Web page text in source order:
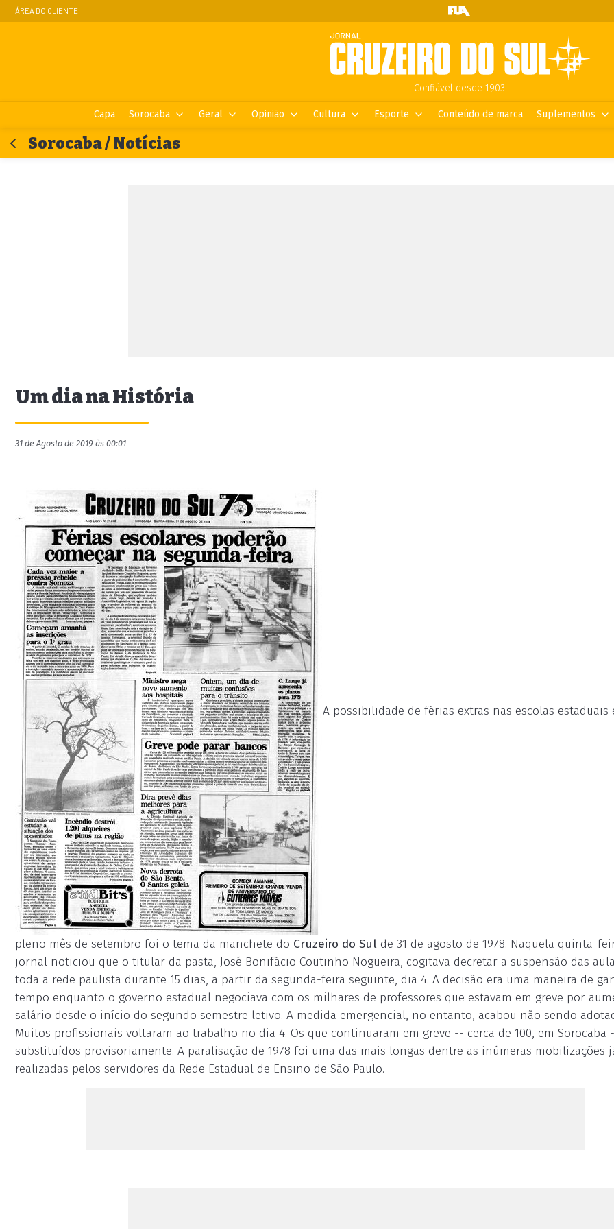
ÁREA DO CLIENTE
Confiável desde 1903.
Capa Sorocaba Geral Opinião Cultura Esporte Conteúdo de marca Suplementos
Sorocaba / Notícias
Um dia na História
31 de Agosto de 2019 às 00:01
A possibilidade de férias extras nas escolas estaduais
pleno mês de setembro foi o tema da manchete do Cruzeiro do Sul de 31 de agosto de 1978. Naquela quinta-
jornal noticiou que o titular da pasta, José Bonifácio Coutinho Nogueira, cogitava decretar a suspensão das
toda a rede paulista durante 15 dias, a partir da segunda-feira seguinte, dia 4. A decisão era uma maneira de
tempo enquanto o governo estadual negociava com os milhares de professores que estavam em greve por
salário desde o início do segundo semestre letivo. A medida emergencial, no entanto, acabou não sendo
Muitos profissionais voltaram ao trabalho no dia 4. Os que continuaram em greve -- cerca de 100, em Sorocaba
substituídos provisoriamente. A paralisação de 1978 foi uma das mais longas dentre as inúmeras mobilizações
realizadas pelos servidores da Rede Estadual de Ensino de São Paulo.